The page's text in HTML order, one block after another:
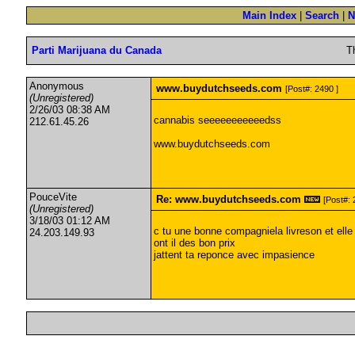
Main Index Search
Parti Marijuana du Canada
Anonymous
(Unregistered)
2/26/03 08:38 AM
212.61.45.26
www.buydutchseeds.com [Post#: 2490 ]
cannabis seeeeeeeeeeedss
www.buydutchseeds.com
PouceVite
(Unregistered)
3/18/03 01:12 AM
24.203.149.93
Re: www.buydutchseeds.com [Post#:
c tu une bonne compagniela livreson et
ont il des bon prix
jattent ta reponce avec impasience